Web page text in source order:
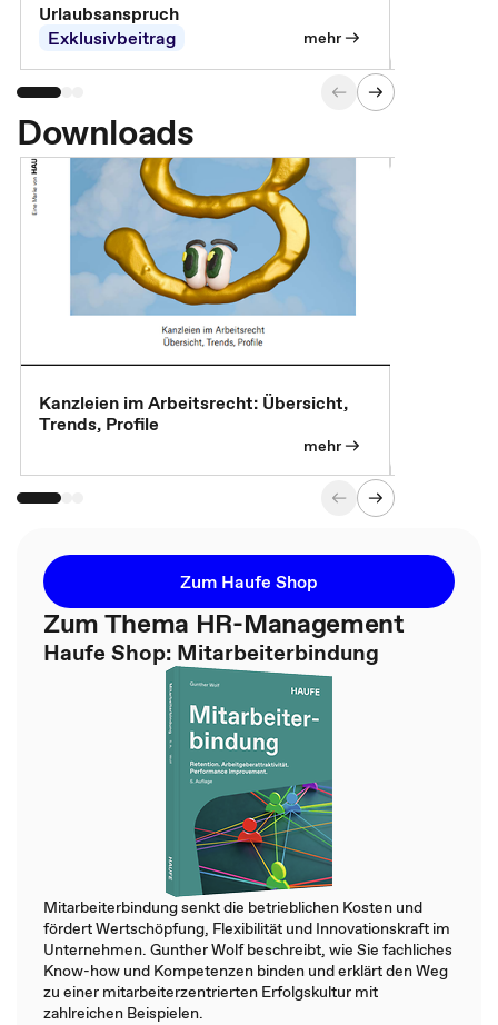
Urlaubsanspruch
Exklusivbeitrag
mehr
Downloads
Kanzleien im Arbeitsrecht: Übersicht,
Trends, Profile
mehr
Zum Haufe Shop
Zum Thema HR-Management
Haufe Shop: Mitarbeiterbindung
Mitarbeiterbindung senkt die betrieblichen Kosten und
fördert Wertschöpfung, Flexibilität und Innovationskraft im
Unternehmen. Gunther Wolf beschreibt, wie Sie fachliches
Know-how und Kompetenzen binden und erklärt den Weg
zu einer mitarbeiterzentrierten Erfolgskultur mit
zahlreichen Beispielen.